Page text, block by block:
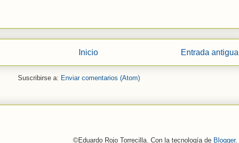
Entrada antigua
Inicio
Suscribirse a: Enviar comentarios (Atom)
©Eduardo Rojo Torrecilla. Con la tecnología de Blogger.